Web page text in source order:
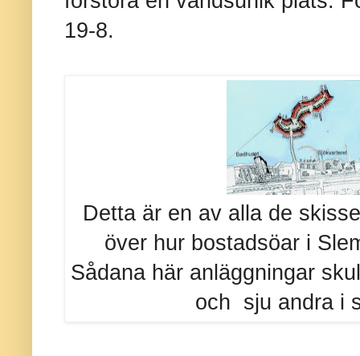
19-8.
Detta är en av alla de
över hur bostadsöar i
Sådana här anläggningar
och sju andra i